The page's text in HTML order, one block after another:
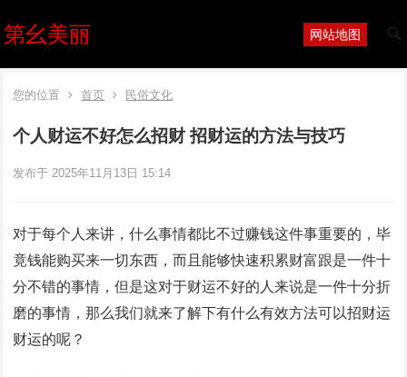
第幺美丽 网站地图
您的位置 首页 民俗文化
个人财运不好怎么招财 招财运的方法与技巧
发布于 2025年11月13日 15:14
对于每个人来讲，什么事情都比不过赚钱这件事重要的，毕
竟钱能购买来一切东西，而且能够快速积累财富跟是一件十
分不错的事情，但是这对于财运不好的人来说是一件十分折
磨的事情，那么我们就来了解下有什么有效方法可以招财运
财运的呢？